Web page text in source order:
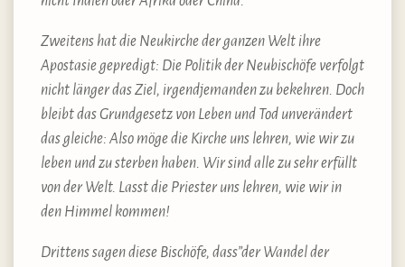
Zweitens hat die Neukirche der ganzen Welt ihre
Apostasie gepredigt: Die Politik der Neubischöfe verfolgt
nicht länger das Ziel, irgendjemanden zu bekehren. Doch
bleibt das Grundgesetz von Leben und Tod unverändert
das gleiche: Also möge die Kirche uns lehren, wie wir zu
leben und zu sterben haben. Wir sind alle zu sehr erfüllt
von der Welt. Lasst die Priester uns lehren, wie wir in
den Himmel kommen!
Drittens sagen diese Bischöfe, dass”der Wandel der